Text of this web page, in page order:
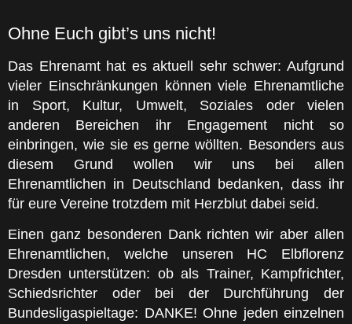
Ohne Euch gibt’s uns nicht!
Das Ehrenamt hat es aktuell sehr schwer: Aufgrund
vieler Einschränkungen können viele Ehrenamtliche
in Sport, Kultur, Umwelt, Soziales oder vielen
anderen Bereichen ihr Engagement nicht so
einbringen, wie sie es gerne wöllten. Besonders aus
diesem Grund wollen wir uns bei allen
Ehrenamtlichen in Deutschland bedanken, dass ihr
für eure Vereine trotzdem mit Herzblut dabei seid.
Einen ganz besonderen Dank richten wir aber allen
Ehrenamtlichen, welche unseren HC Elbflorenz
Dresden unterstützen: ob als Trainer, Kampfrichter,
Schiedsrichter oder bei der Durchführung der
Bundesligaspieltage: DANKE! Ohne jeden einzelnen